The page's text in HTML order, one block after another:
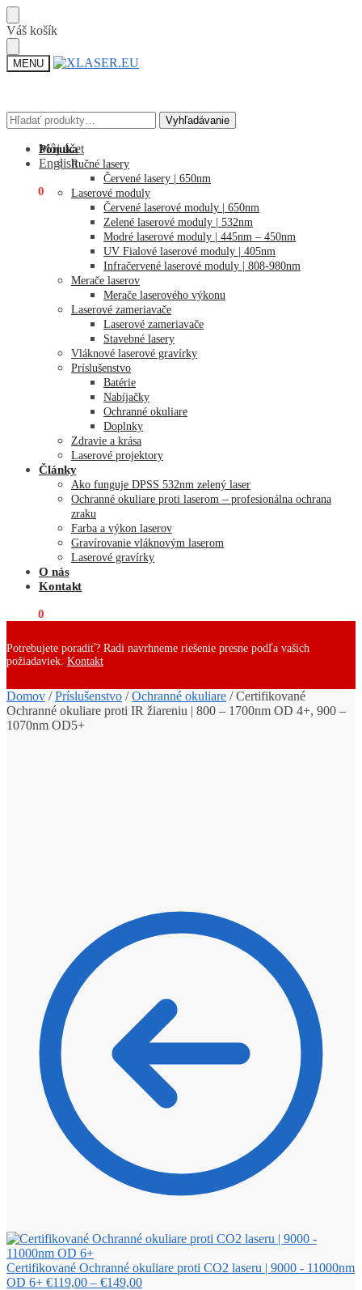
Skip
to
navigation
Skip
to
content
Váš košík
MENU
Hľadať: Vyhľadávanie
Môj účet
English
0
Hľadať: Vyhľadávanie
Ponuka
Ručné lasery
Červené lasery | 650nm
Laserové moduly
Červené laserové moduly | 650nm
Zelené laserové moduly | 532nm
Modré laserové moduly | 445nm – 450nm
UV Fialové laserové moduly | 405nm
Infračervené laserové moduly | 808-980nm
Merače laserov
Merače laserového výkonu
Laserové zameriavače
Laserové zameriavače
Stavebné lasery
Vláknové laserové gravírky
Príslušenstvo
Batérie
Nabíjačky
Ochranné okuliare
Doplnky
Zdravie a krása
Laserové projektory
Články
Ako funguje DPSS 532nm zelený laser
Ochranné okuliare proti laserom – profesionálna ochrana
zraku
Farba a výkon laserov
Gravírovanie vláknovým laserom
Laserové gravírky
O nás
Kontakt
0
Potrebujete poradiť? Radi navrhneme riešenie presne podľa vašich
požiadaviek. Kontakt
Domov /Príslušenstvo /Ochranné okuliare /Certifikované
Ochranné okuliare proti IR žiareniu | 800 – 1700nm OD 4+, 900 –
1070nm OD5+
Certifikované Ochranné okuliare proti CO2 laseru | 9000 - 11000nm
OD 6+ €119,00 – €149,00Price